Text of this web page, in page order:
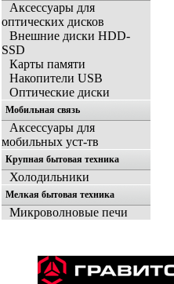
Аксессуары для
оптических дисков
Внешние диски HDD-
SSD
Карты памяти
Накопители USB
Оптические диски
Мобильная связь
Аксессуары для
мобильных уст-тв
Крупная бытовая техника
Холодильники
Мелкая бытовая техника
Микроволновые печи